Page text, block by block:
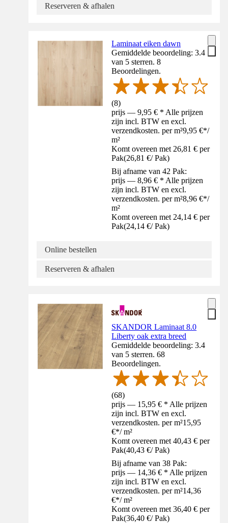
Reserveren & afhalen
Laminaat eiken dawn
Gemiddelde beoordeling: 3.4
van 5 sterren. 8
Beoordelingen.
(8)
prijs — 9,95 € * Alle prijzen
zijn incl. BTW en excl.
verzendkosten. per m²9,95 €*/
m²
Komt overeen met 26,81 € per
Pak(26,81 €/ Pak)
Bij afname van 42 Pak:
prijs — 8,96 € * Alle prijzen
zijn incl. BTW en excl.
verzendkosten. per m²8,96 €*/
m²
Komt overeen met 24,14 € per
Pak(24,14 €/ Pak)
Online bestellen
Reserveren & afhalen
SKANDOR Laminaat 8.0
Liberty oak extra breed
Gemiddelde beoordeling: 3.4
van 5 sterren. 68
Beoordelingen.
(68)
prijs — 15,95 € * Alle prijzen
zijn incl. BTW en excl.
verzendkosten. per m²15,95
€*/ m²
Komt overeen met 40,43 € per
Pak(40,43 €/ Pak)
Bij afname van 38 Pak:
prijs — 14,36 € * Alle prijzen
zijn incl. BTW en excl.
verzendkosten. per m²14,36
€*/ m²
Komt overeen met 36,40 € per
Pak(36,40 €/ Pak)